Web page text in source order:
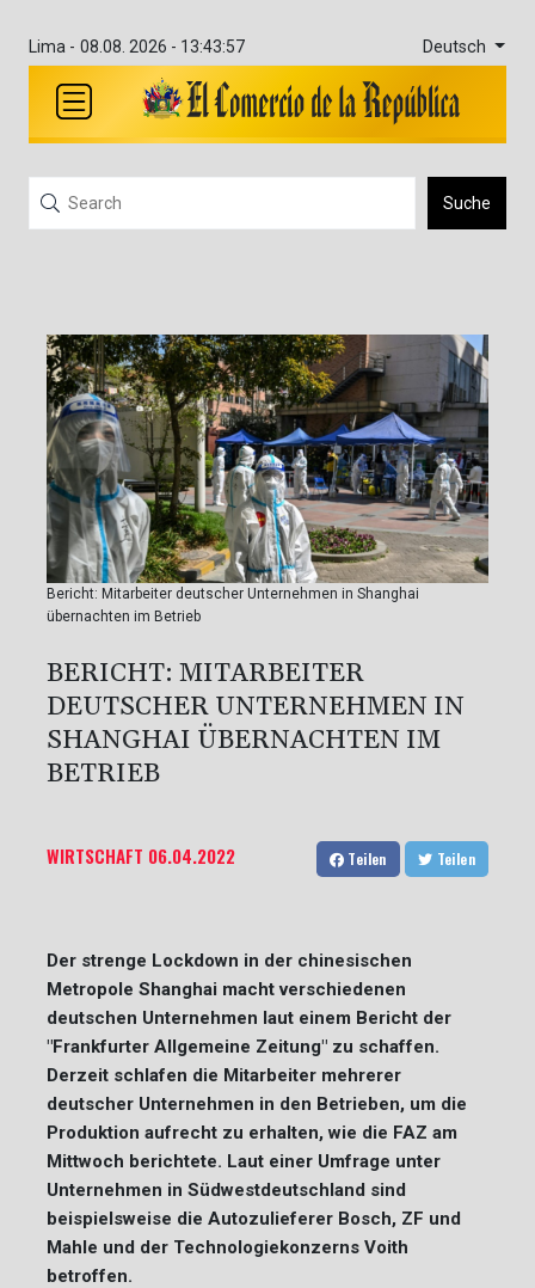
Lima - 08.08. 2026 - 13:43:57 Deutsch
Suche
Bericht: Mitarbeiter deutscher Unternehmen in Shanghai
übernachten im Betrieb
BERICHT: MITARBEITER
DEUTSCHER UNTERNEHMEN IN
SHANGHAI ÜBERNACHTEN IM
BETRIEB
WIRTSCHAFT 06.04.2022 Teilen Teilen
Der strenge Lockdown in der chinesischen
Metropole Shanghai macht verschiedenen
deutschen Unternehmen laut einem Bericht der
"Frankfurter Allgemeine Zeitung" zu schaffen.
Derzeit schlafen die Mitarbeiter mehrerer
deutscher Unternehmen in den Betrieben, um die
Produktion aufrecht zu erhalten, wie die FAZ am
Mittwoch berichtete. Laut einer Umfrage unter
Unternehmen in Südwestdeutschland sind
beispielsweise die Autozulieferer Bosch, ZF und
Mahle und der Technologiekonzerns Voith
betroffen.